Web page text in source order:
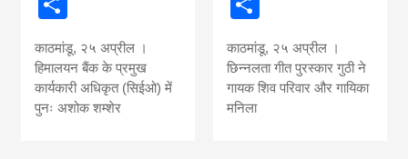
काठमांडू, २५ अप्रील ।
हिमालयन बैंक के प्रमुख
कार्यकारी अधिकृत (सिईओ) में
पुनः अशोक शम्शेर
काठमांडू, २५ अप्रील ।
छिन्नलता गीत पुरस्कार गुठी ने
गायक शिव परिवार और गायिका
मनिला